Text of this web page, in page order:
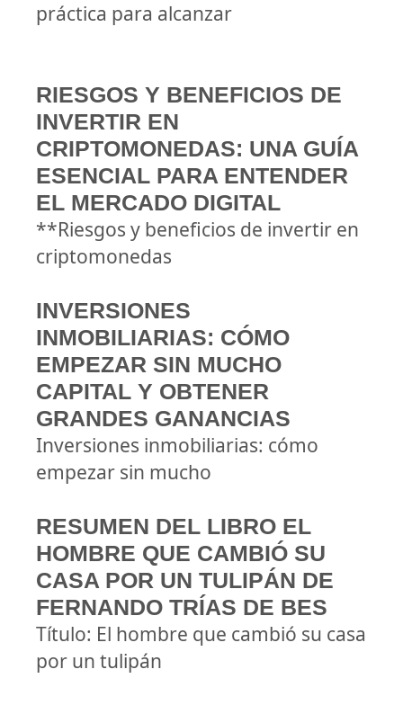
práctica para alcanzar
RIESGOS Y BENEFICIOS DE
INVERTIR EN
CRIPTOMONEDAS: UNA GUÍA
ESENCIAL PARA ENTENDER
EL MERCADO DIGITAL
**Riesgos y beneficios de invertir en
criptomonedas
INVERSIONES
INMOBILIARIAS: CÓMO
EMPEZAR SIN MUCHO
CAPITAL Y OBTENER
GRANDES GANANCIAS
Inversiones inmobiliarias: cómo
empezar sin mucho
RESUMEN DEL LIBRO EL
HOMBRE QUE CAMBIÓ SU
CASA POR UN TULIPÁN DE
FERNANDO TRÍAS DE BES
Título: El hombre que cambió su casa
por un tulipán